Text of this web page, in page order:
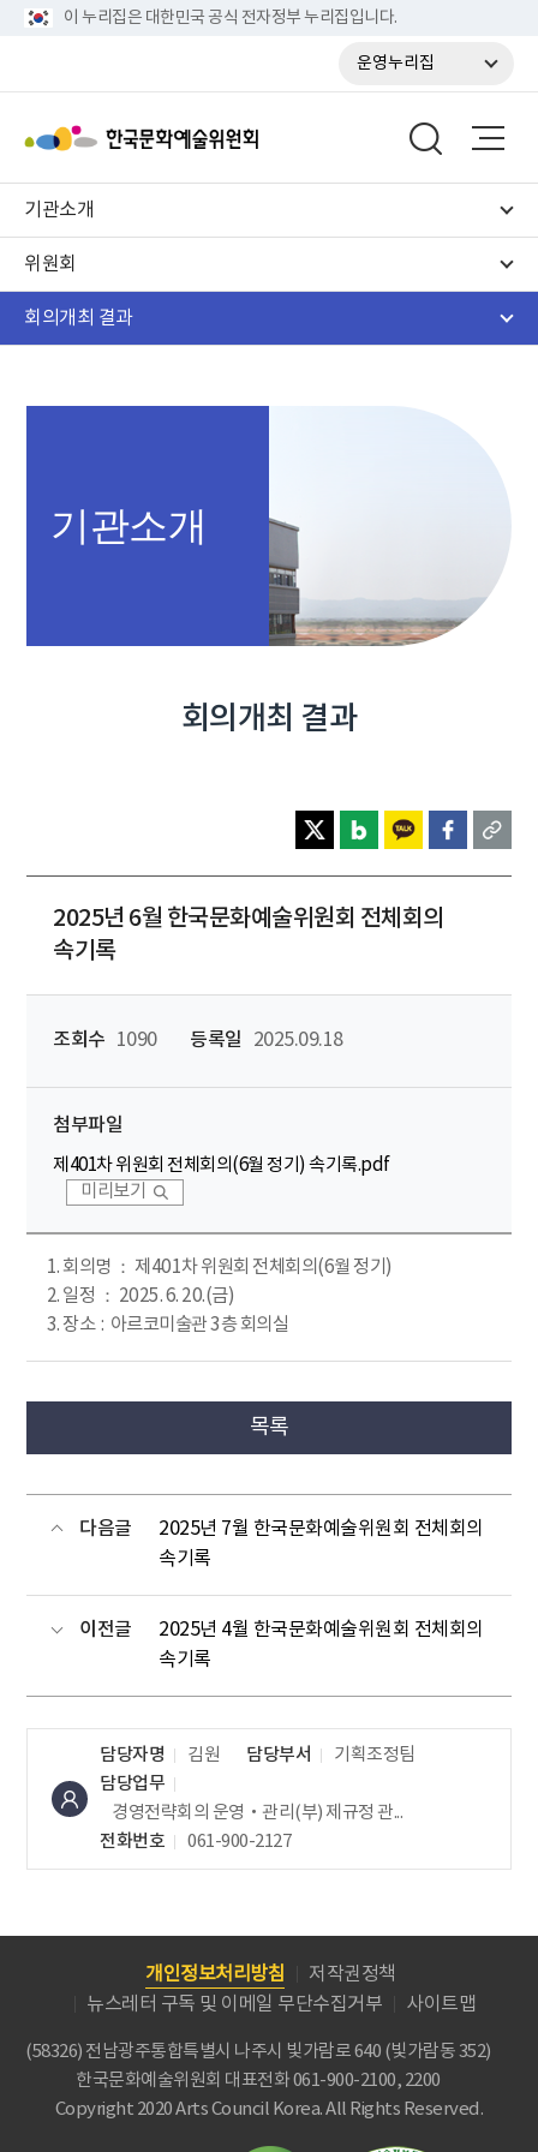
이 누리집은 대한민국 공식 전자정부 누리집입니다.
운영누리집
기관소개
위원회
회의개최 결과
기관소개
회의개최 결과
2025년 6월 한국문화예술위원회 전체회의
속기록
조회수 1090 등록일 2025.09.18
첨부파일
제401차 위원회 전체회의(6월 정기) 속기록.pdf
미리보기
1. 회의명 ： 제401차 위원회 전체회의(6월 정기)
2. 일정 ： 2025. 6. 20.(금)
3. 장소 : 아르코미술관 3층 회의실
목록
다음글
2025년 7월 한국문화예술위원회 전체회의
속기록
이전글
2025년 4월 한국문화예술위원회 전체회의
속기록
담당자명 김원 담당부서
기획조정팀
담당업무
경영전략회의 운영‧관리(부) 제규정 관...
전화번호
061-900-2127
개인정보처리방침
저작권정책
뉴스레터 구독 및 이메일 무단수집거부
사이트맵
(58326) 전남광주통합특별시 나주시 빛가람로 640 (빛가람동 352)
한국문화예술위원회 대표전화 061-900-2100, 2200
Copyright 2020 Arts Council Korea. All Rights Reserved.